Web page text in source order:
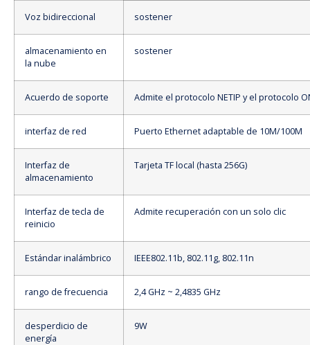
Voz bidireccional sostener
almacenamiento en
la nube
sostener
Acuerdo de soporte Admite el protocolo NETIP y el protocolo
interfaz de red Puerto Ethernet adaptable de 10M/100M
Interfaz de
almacenamiento
Tarjeta TF local (hasta 256G)
Interfaz de tecla de
reinicio
Admite recuperación con un solo clic
Estándar inalámbrico IEEE802.11b, 802.11g, 802.11n
rango de frecuencia 2,4 GHz ~ 2,4835 GHz
desperdicio de
energía
9W